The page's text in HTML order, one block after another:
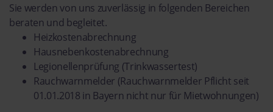
Sie werden von uns zuverlässig in folgenden Bereichen
beraten und begleitet.
Heizkostenabrechnung
Hausnebenkostenabrechnung
Legionellenprüfung (Trinkwassertest)
Rauchwarnmelder (Rauchwarnmelder Pflicht seit
01.01.2018 in Bayern nicht nur für Mietwohnungen)